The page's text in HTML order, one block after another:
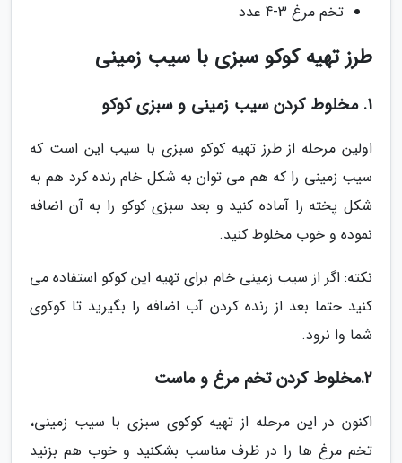
تخم مرغ 3-4 عدد
طرز تهیه کوکو سبزی با سیب زمینی
1. مخلوط کردن سیب زمینی و سبزی کوکو
اولین مرحله از طرز تهیه کوکو سبزی با سیب این است که
سیب زمینی را که هم می توان به شکل خام رنده کرد هم به
شکل پخته را آماده کنید و بعد سبزی کوکو را به آن اضافه
نموده و خوب مخلوط کنید.
نکته: اگر از سیب زمینی خام برای تهیه این کوکو استفاده می
کنید حتما بعد از رنده کردن آب اضافه را بگیرید تا کوکوی
شما وا نرود.
2.مخلوط کردن تخم مرغ و ماست
اکنون در این مرحله از تهیه کوکوی سبزی با سیب زمینی،
تخم مرغ ها را در ظرف مناسب بشکنید و خوب هم بزنید